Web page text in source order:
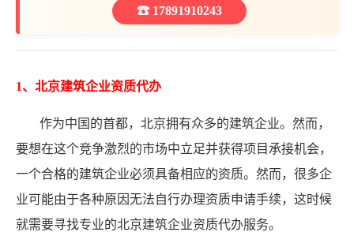
☎ 17891910243
1、北京建筑企业资质代办
作为中国的首都，北京拥有众多的建筑企业。然而，
要想在这个竞争激烈的市场中立足并获得项目承接机会，
一个合格的建筑企业必须具备相应的资质。然而，很多企
业可能由于各种原因无法自行办理资质申请手续，这时候
就需要寻找专业的北京建筑企业资质代办服务。